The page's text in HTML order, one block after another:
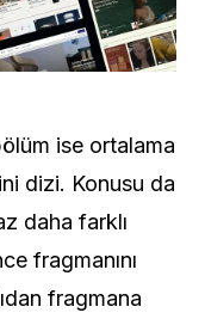
ise ortalama
dizi. Konusu da
daha farklı
fragmanını
fragmana